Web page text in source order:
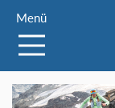
Menü